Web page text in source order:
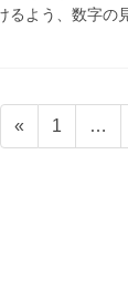
るよう、数字
«
固
定
1 …